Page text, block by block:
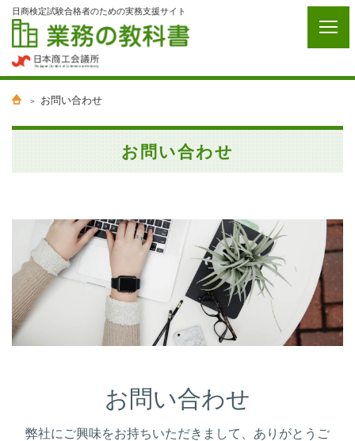
日商検定試験合格者のための実務支援サイト
お問い合わせ
お問い合わせ